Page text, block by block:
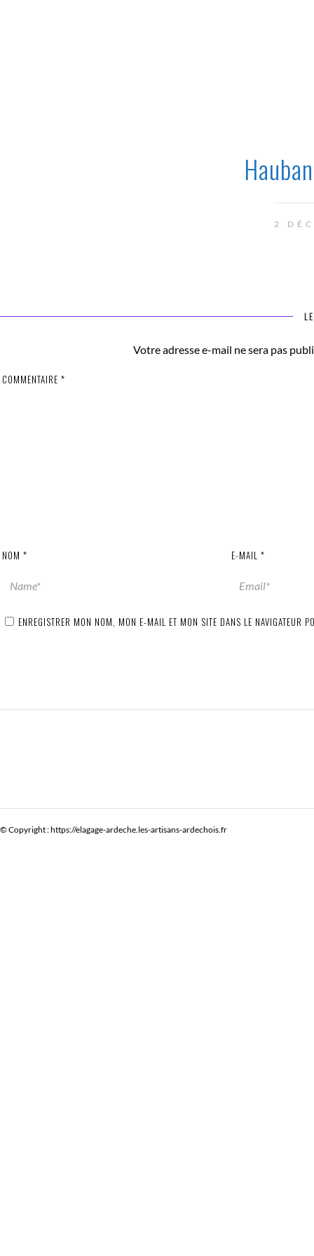
2
Votre adresse e-mail ne sera pas
COMMENTAIRE *
NOM * E-MAIL *
ENREGISTRER MON NOM, MON E-MAIL ET MON SITE DANS LE NAVIGATEUR
© Copyright : https://elagage-ardeche.les-artisans-ardechois.fr